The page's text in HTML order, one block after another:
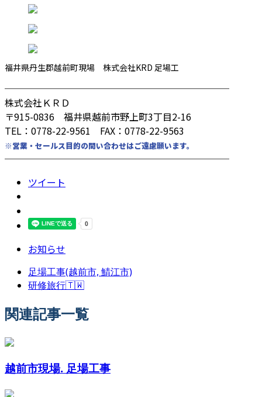
福井県丹生郡越前町現場 株式会社KRD 足場工
────────────────────────
株式会社ＫＲＤ
〒915-0836 福井県越前市野上町3丁目2-16
TEL：0778-22-9561 FAX：0778-22-9563
※営業・セールス目的の問い合わせはご遠慮願います。
────────────────────────
ツイート
お知らせ
足場工事(越前市, 鯖江市)
研修旅行🇹🇼
関連記事一覧
越前市現場. 足場工事